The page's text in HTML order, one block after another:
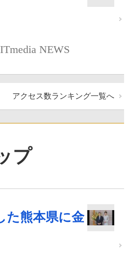
ITmedia NEWS
アクセス数ランキング一覧へ
プ
た熊本県に金